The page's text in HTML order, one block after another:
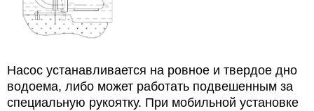
Насос устанавливается на ровное и твердое дно
водоема, либо может работать подвешенным за
специальную рукоятку. При мобильной установке